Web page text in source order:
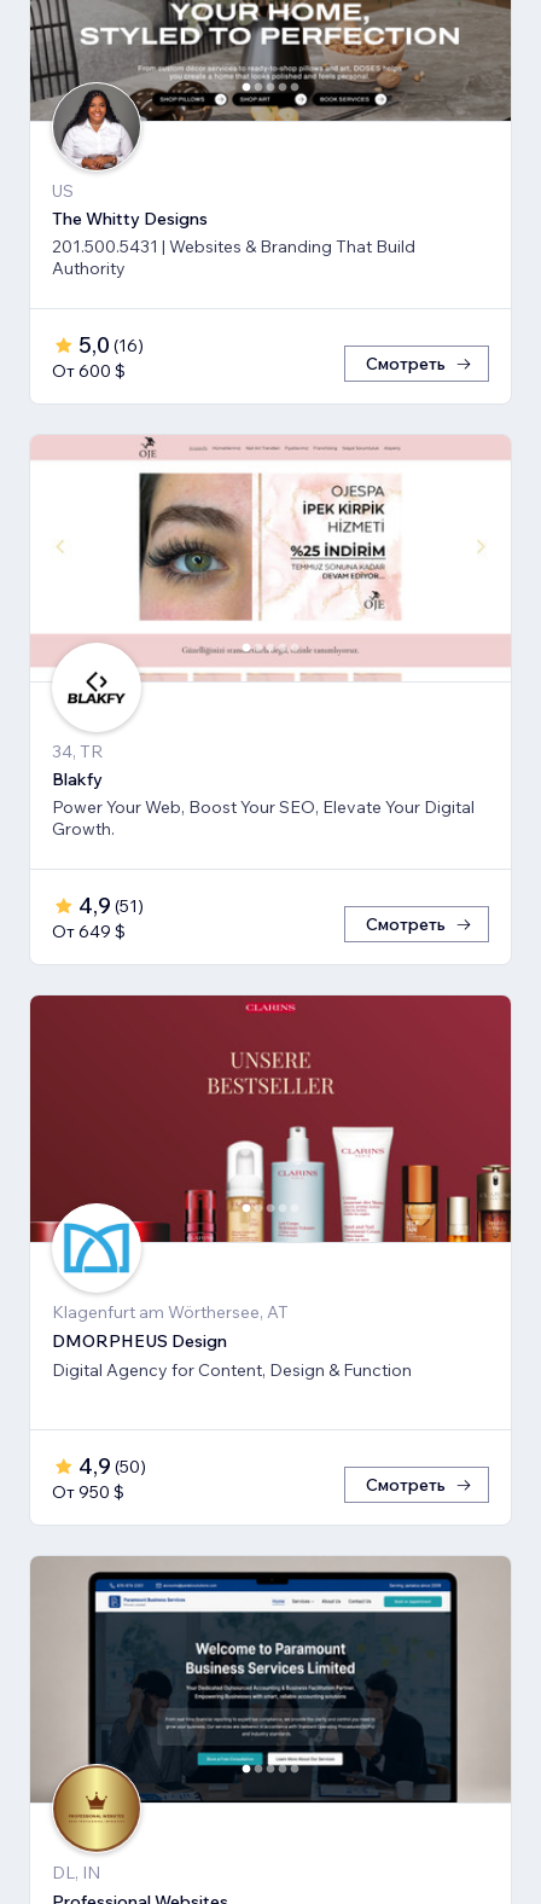
US
The Whitty Designs
201.500.5431 | Websites & Branding That Build
Authority
5,0 (16)
От 600 $
Смотреть
34, TR
Blakfy
Power Your Web, Boost Your SEO, Elevate Your Digital
Growth.
4,9 (51)
От 649 $
Смотреть
Klagenfurt am Wörthersee, AT
DMORPHEUS Design
Digital Agency for Content, Design & Function
4,9 (50)
От 950 $
Смотреть
DL, IN